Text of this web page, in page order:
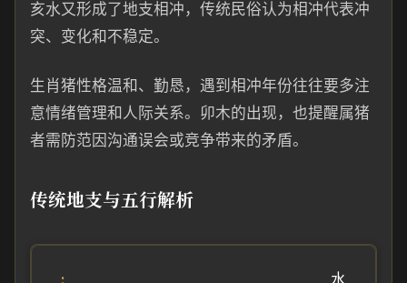
亥水又形成了地支相冲，传统民俗认为相冲代表冲
突、变化和不稳定。
生肖猪性格温和、勤恳，遇到相冲年份往往要多注
意情绪管理和人际关系。卯木的出现，也提醒属猪
者需防范因沟通误会或竞争带来的矛盾。
传统地支与五行解析
水